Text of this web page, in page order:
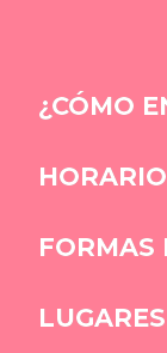
¿CÓMO
FORMAS